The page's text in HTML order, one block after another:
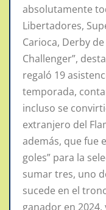
absolutamente
Libertadores,
Carioca, Derby
Challenger”,
regaló 19
temporada,
incluso se
extranjero del
además, que fue
goles” para la
sumar tres, uno
sucede en el
ganador en 2024,